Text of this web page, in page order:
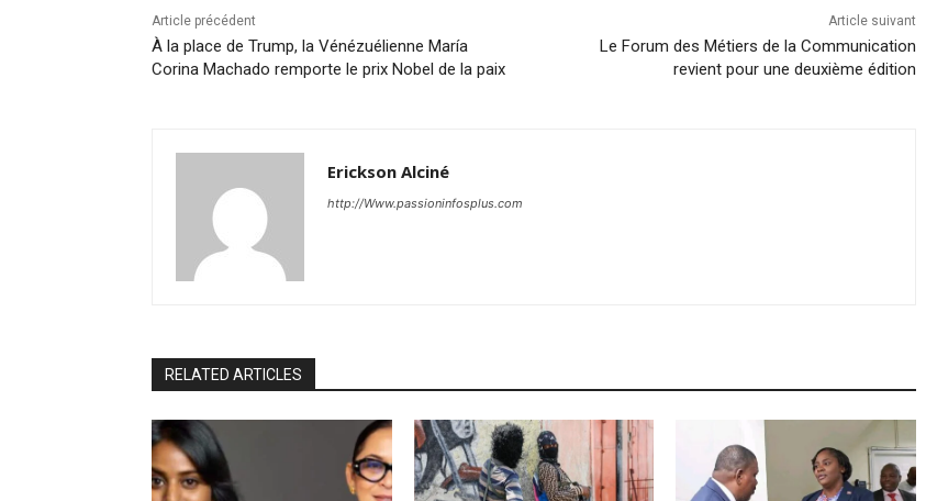
Article précédent
À la place de Trump, la Vénézuélienne María
Corina Machado remporte le prix Nobel de la paix
Article suivant
Le Forum des Métiers de la Communication
revient pour une deuxième édition
Erickson Alciné
http://Www.passioninfosplus.com
RELATED ARTICLES